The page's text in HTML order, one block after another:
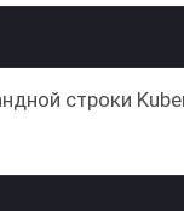
строки